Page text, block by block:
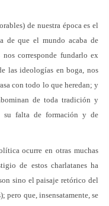
de nuestra época es el
de que el mundo acaba de
corresponde fundarlo ex
las ideologías en boga, nos
con todo lo que heredan; y
de toda tradición y
su falta de formación y de
ocurre en otras muchas
de estos charlatanes ha
sino el paisaje retórico del
pero que, insensatamente, se